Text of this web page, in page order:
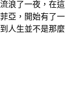
浪了一夜，在這
亞，開始有了一
人生並不是那麼